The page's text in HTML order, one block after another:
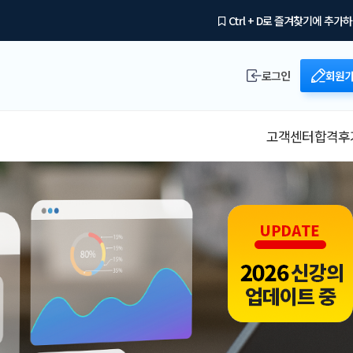
Ctrl + D로 즐겨찾기에 추가
로그인 회원
고객센터합격